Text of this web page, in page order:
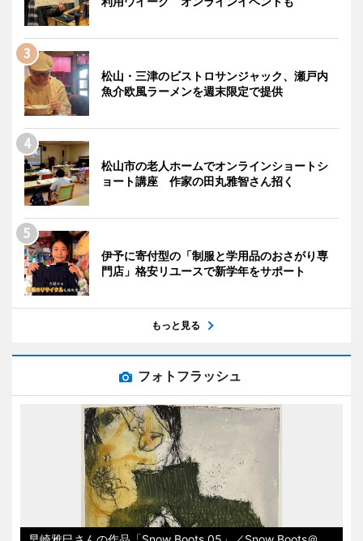
松山・三津のビストロサンジャック、瀬戸内
魚介欧風ラーメンを週末限定で提供
松山市の老人ホームでオンラインショートシ
ョート講座 作家の田丸雅智さん招く
伊予に寄付型の「制服と学用品のおさがり専
門店」格安リユースで新学年をサポート
もっと見る
フォトフラッシュ